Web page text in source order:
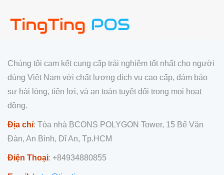
Chúng tôi cam kết cung cấp trải nghiệm tốt nhất cho người
dùng Việt Nam với chất lượng dịch vụ cao cấp, đảm bảo
sự hài lòng, tiện lợi, và an toàn tuyệt đối trong mọi hoạt
động.
Địa chỉ: Tòa nhà BCONS POLYGON Tower, 15 Bế Văn
Đàn, An Bình, Dĩ An, Tp.HCM
Điện Thoại: +84934880855